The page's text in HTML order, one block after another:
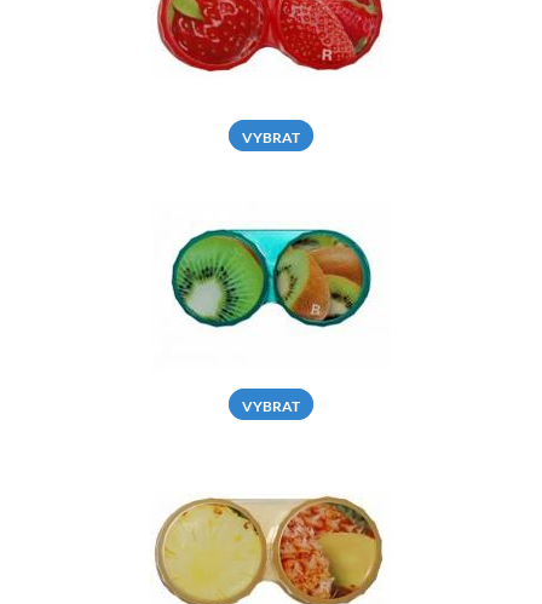
VYBRAT
VYBRAT